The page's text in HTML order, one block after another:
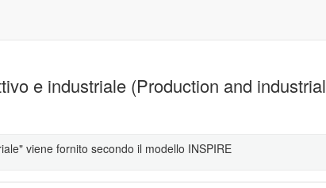
e industriale (Production and industrial
viene fornito secondo il modello INSPIRE